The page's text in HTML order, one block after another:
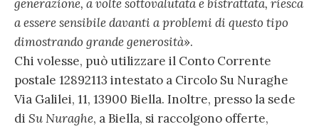
generazione, a volte sottovalutata e bistrattata, riesca
a essere sensibile davanti a problemi di questo tipo
dimostrando grande generosità».
Chi volesse, può utilizzare il Conto Corrente
postale 12892113 intestato a Circolo Su Nuraghe
Via Galilei, 11, 13900 Biella. Inoltre, presso la sede
di Su Nuraghe, a Biella, si raccolgono offerte,